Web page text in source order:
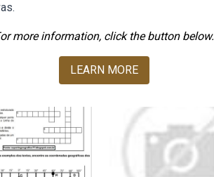
more information, click the button below.
LEARN MORE